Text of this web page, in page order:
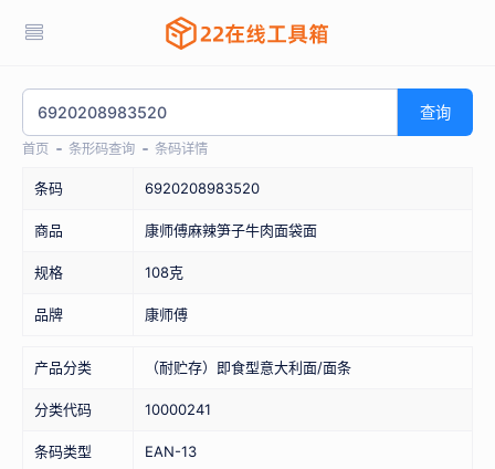
查询
首页 条形码查询 条码详情
条码 6920208983520
商品 康师傅麻辣笋子牛肉面袋面
规格 108克
品牌 康师傅
产品分类 （耐贮存）即食型意大利面/面条
分类代码 10000241
条码类型 EAN-13